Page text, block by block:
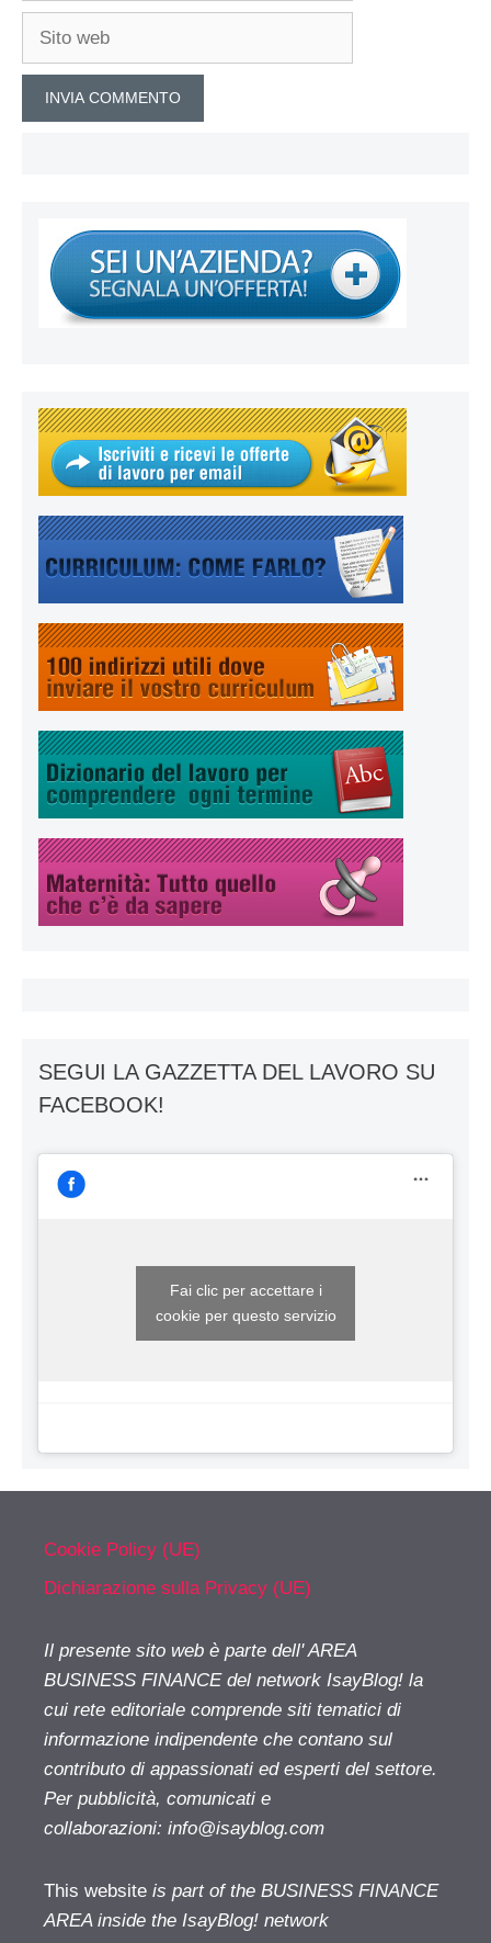
Sito
SEGUI LA GAZZETTA DEL LAVORO SU
FACEBOOK!
Fai clic per accettare i
cookie per questo servizio
Cookie Policy (UE)
Dichiarazione sulla Privacy (UE)
Il presente sito web è parte dell' AREA
BUSINESS FINANCE del network IsayBlog! la
cui rete editoriale comprende siti tematici di
informazione indipendente che contano sul
contributo di appassionati ed esperti del settore.
Per pubblicità, comunicati e
collaborazioni: info@isayblog.com
This website is part of the BUSINESS FINANCE
AREA inside the IsayBlog! network